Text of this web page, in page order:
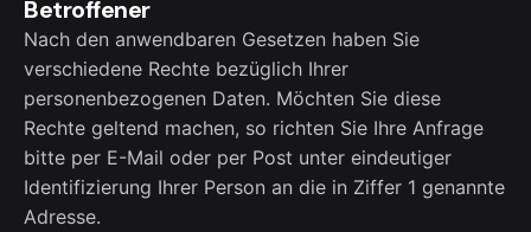
Betroffener
Nach den anwendbaren Gesetzen haben Sie
verschiedene Rechte bezüglich Ihrer
personenbezogenen Daten. Möchten Sie diese
Rechte geltend machen, so richten Sie Ihre Anfrage
bitte per E-Mail oder per Post unter eindeutiger
Identifizierung Ihrer Person an die in Ziffer 1 genannte
Adresse.